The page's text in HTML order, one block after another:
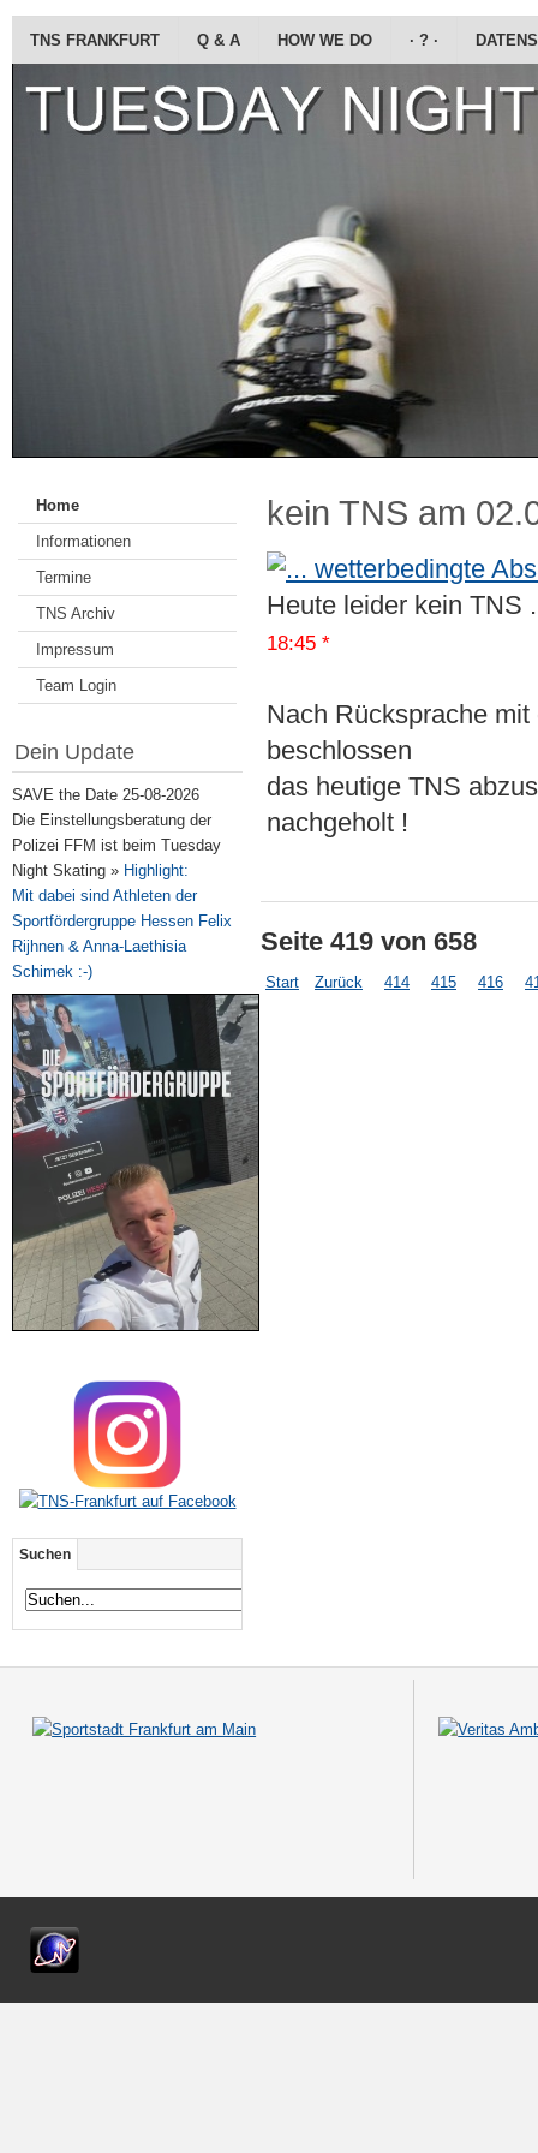
TNS FRANKFURT Q & A HOW WE DO · ? ·
Home
Informationen
Termine
TNS Archiv
Impressum
Team Login
Dein Update
SAVE the Date 25-08-2026
Die Einstellungsberatung der
Polizei FFM ist beim Tuesday
Night Skating » Highlight:
Mit dabei sind Athleten der
Sportfördergruppe Hessen Felix
Rijhnen & Anna-Laethisia
Schimek :-)
Suchen
kein TNS am
Heute
18:45 *
Nach Rücksprache
beschlossen
das heutige TNS
nachgeholt !
Seite 419 von 658
Start Zurück 414 415 416